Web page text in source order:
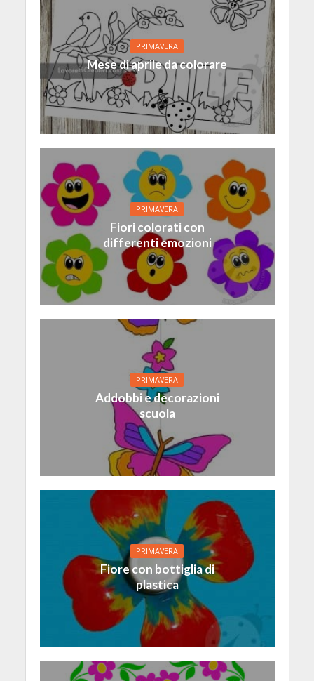
PRIMAVERA
Mese di aprile da colorare
PRIMAVERA
Fiori colorati con
differenti emozioni
PRIMAVERA
Addobbi e decorazioni
scuola
PRIMAVERA
Fiore con bottiglia di
plastica